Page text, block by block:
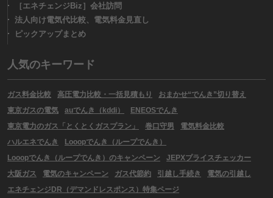
［エネチェンジBiz］会社訪問
法人向け電気代比較、電気料金見直し
ピックアップまとめ
人気のキーワード
ガス料金比較 高圧電力比較・一括見積もり
おまかせ“でんき”切り替え
東京ガスの電気
auでんき（kddi）
ENEOSでんき
東京電力のガス「とくとくガスプラン」
巻口守男
電気料金比較
ハルエネでんき
Looopでんき（ループでんき）
Looopでんき（ループでんき）のキャンペーン
JEPXプライスチェッカー
大阪ガス
電気のキャンペーン ガス代節約 引越し手続き
電気の引越し
エネチェンジDR（デマンドレスポンス）特集ページ